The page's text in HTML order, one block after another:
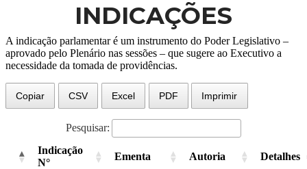
INDICAÇÕES
A indicação parlamentar é um instrumento do Poder Legislativo –
aprovado pelo Plenário nas sessões – que sugere ao Executivo a
necessidade da tomada de providências.
Copiar CSV Excel PDF Imprimir
Pesquisar:
Indicação
N°
Ementa Autoria Detalhes